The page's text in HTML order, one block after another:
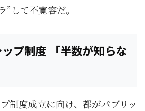
して不寛容だ。
プ制度 「半数が知らな
制度成立に向け、都がパブリッ